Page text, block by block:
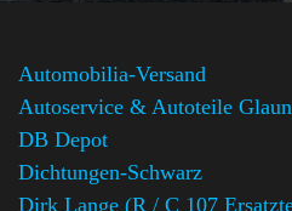
Automobilia-Versand
Autoservice & Autoteile
DB Depot
Dichtungen-Schwarz
Dirk Lange (R / C 107